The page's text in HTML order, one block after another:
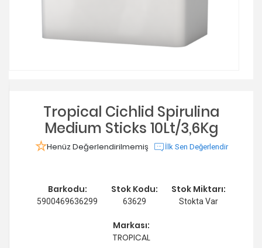
Tropical Cichlid Spirulina
Medium Sticks 10Lt/3,6Kg
Henüz Değerlendirilmemiş İlk Sen Değerlendir
Barkodu:
5900469636299
Stok Kodu:
63629
Stok Miktarı:
Stokta Var
Markası:
TROPICAL